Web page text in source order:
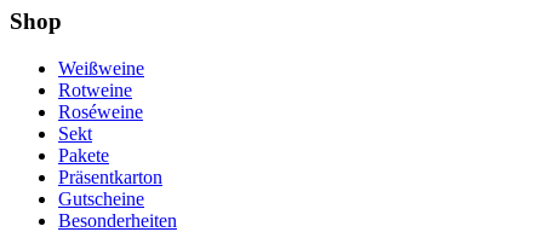
Shop
Weißweine
Rotweine
Roséweine
Sekt
Pakete
Präsentkarton
Gutscheine
Besonderheiten